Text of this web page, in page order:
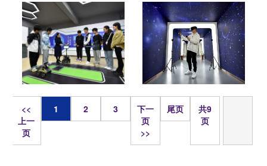
<<
上一
页
1 2 3
下一
页
>>
尾页
共9
页